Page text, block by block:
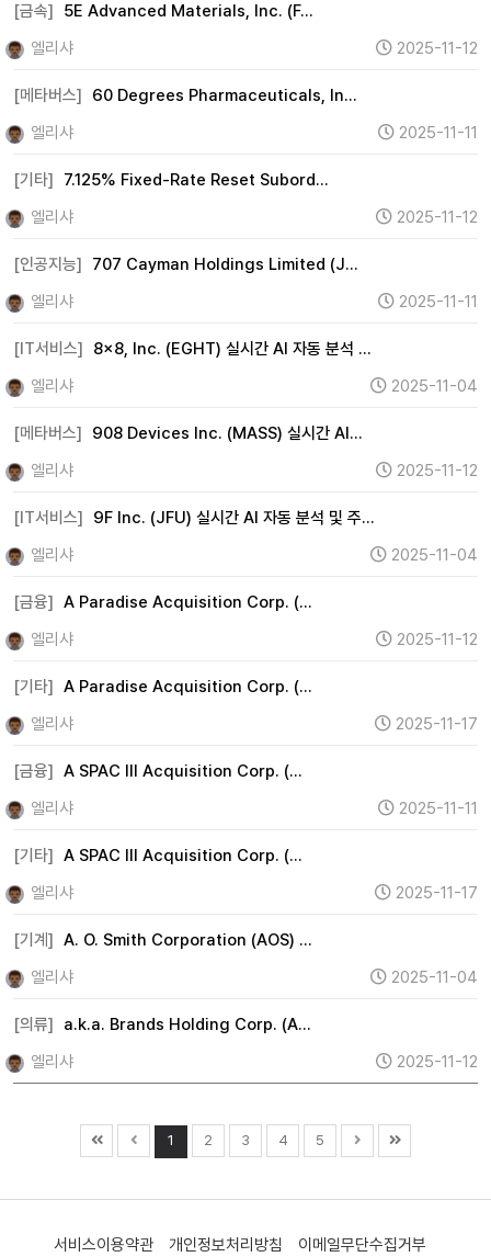
[금속]
5E Advanced Materials, Inc. (F…
엘리샤
2025-11-12
[메타버스]
60 Degrees Pharmaceuticals, In…
엘리샤
2025-11-11
[기타]
7.125% Fixed-Rate Reset Subord…
엘리샤
2025-11-12
[인공지능]
707 Cayman Holdings Limited (J…
엘리샤
2025-11-11
[IT서비스]
8x8, Inc. (EGHT) 실시간 AI 자동 분석 …
엘리샤
2025-11-04
[메타버스]
908 Devices Inc. (MASS) 실시간 AI…
엘리샤
2025-11-12
[IT서비스]
9F Inc. (JFU) 실시간 AI 자동 분석 및 주…
엘리샤
2025-11-04
[금융] A Paradise Acquisition Corp. (…
엘리샤
2025-11-12
[기타] A Paradise Acquisition Corp. (…
엘리샤
2025-11-17
[금융] A SPAC III Acquisition Corp. (…
엘리샤
2025-11-11
[기타] A SPAC III Acquisition Corp. (…
엘리샤
2025-11-17
[기계] A. O. Smith Corporation (AOS) …
엘리샤
2025-11-04
[의류]
a.k.a. Brands Holding Corp. (A…
엘리샤
2025-11-12
1 2 3 4 5
서비스이용약관 개인정보처리방침 이메일무단수집거부